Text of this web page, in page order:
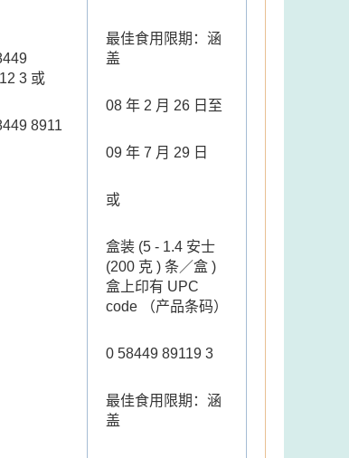
3 或
8911
最佳食用限期：涵
盖
08 年 2 月 26 日至
09 年 7 月 29 日
或
盒装 (5 - 1.4 安士
(200 克 ) 条／盒 )
盒上印有 UPC
code （产品条码）
0 58449 89119 3
最佳食用限期：涵
盖